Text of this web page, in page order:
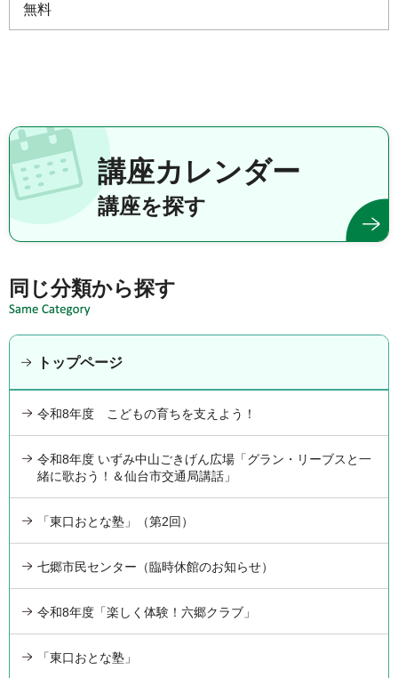
無料
講座カレンダー
講座を探す
同じ分類から探す
トップページ
令和8年度 こどもの育ちを支えよう！
令和8年度 いずみ中山ごきげん広場「グラン・リーブスと一
緒に歌おう！＆仙台市交通局講話」
「東口おとな塾」（第2回）
七郷市民センター（臨時休館のお知らせ）
令和8年度「楽しく体験！六郷クラブ」
「東口おとな塾」